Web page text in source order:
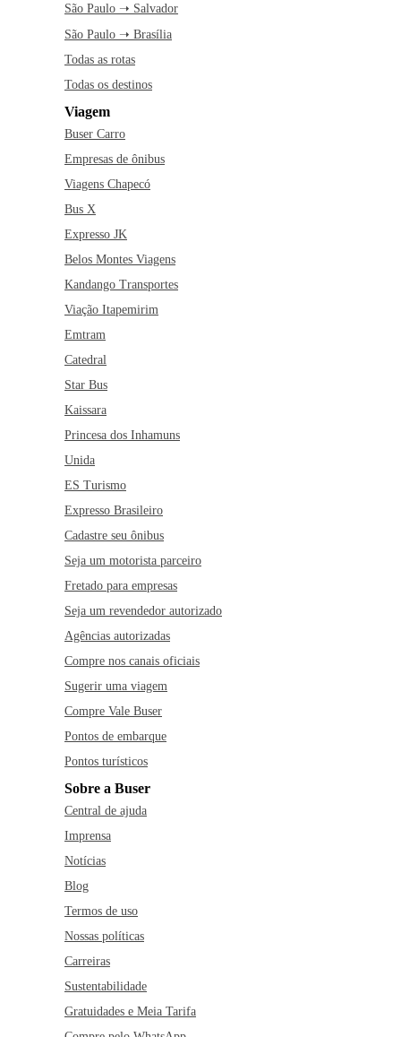
São Paulo ➝ Salvador
São Paulo ➝ Brasília
Todas as rotas
Todas os destinos
Viagem
Buser Carro
Empresas de ônibus
Viagens Chapecó
Bus X
Expresso JK
Belos Montes Viagens
Kandango Transportes
Viação Itapemirim
Emtram
Catedral
Star Bus
Kaissara
Princesa dos Inhamuns
Unida
ES Turismo
Expresso Brasileiro
Cadastre seu ônibus
Seja um motorista parceiro
Fretado para empresas
Seja um revendedor autorizado
Agências autorizadas
Compre nos canais oficiais
Sugerir uma viagem
Compre Vale Buser
Pontos de embarque
Pontos turísticos
Sobre a Buser
Central de ajuda
Imprensa
Notícias
Blog
Termos de uso
Nossas políticas
Carreiras
Sustentabilidade
Gratuidades e Meia Tarifa